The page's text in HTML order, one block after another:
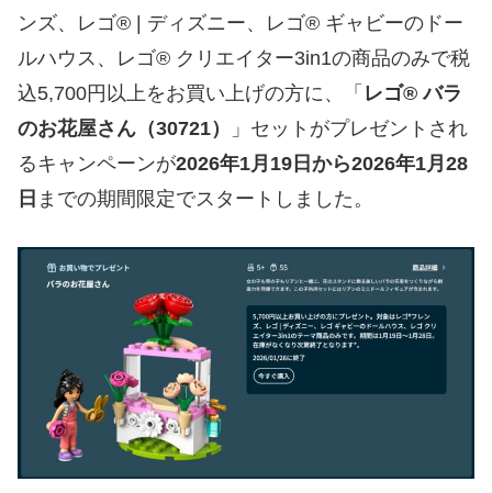
ンズ、レゴ® | ディズニー、レゴ® ギャビーのドー
ルハウス、レゴ® クリエイター3in1の商品のみで税
込5,700円以上をお買い上げの方に、「 レゴ® バラ
のお花屋さん（30721）
」セットがプレゼントされ
るキャンペーンが2026年1月19日から2026年1月28
日 までの期間限定でスタートしました。